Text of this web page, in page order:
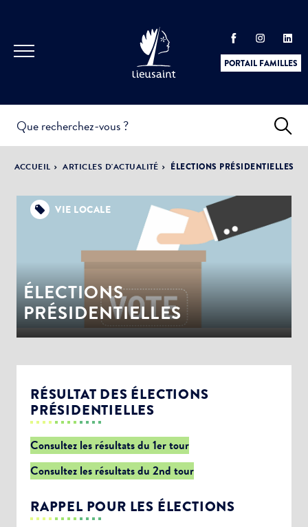
PORTAIL FAMILLES
PRATIQUES &
DÉMARCHES
ACTUALITÉS &
ÉVÈNEMENTS
LA VILLE
DÉMOCRATIE
PARTICIPATIVE
ACCUEIL ARTICLES D'ACTUALITÉ ÉLECTIONS PRÉSIDENTIELLES
VIE LOCALE
ÉLECTIONS
PRÉSIDENTIELLES
RÉSULTAT DES ÉLECTIONS
PRÉSIDENTIELLES
Consultez les résultats du 1er tour
Consultez les résultats du 2nd tour
RAPPEL POUR LES ÉLECTIONS